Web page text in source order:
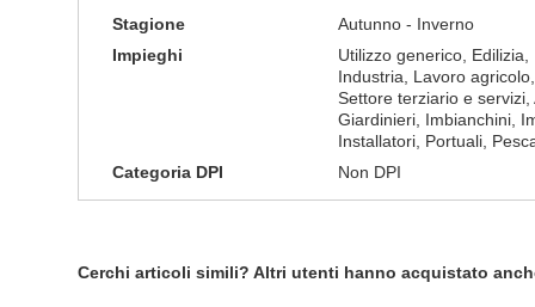
Stagione
Autunno - Inverno
Impieghi
Utilizzo generico,
Industria, Lavoro
Settore terziario e
Giardinieri, Imbianchini,
Installatori, Portuali,
Categoria DPI
Non DPI
Cerchi articoli simili? Altri utenti hanno acquistato